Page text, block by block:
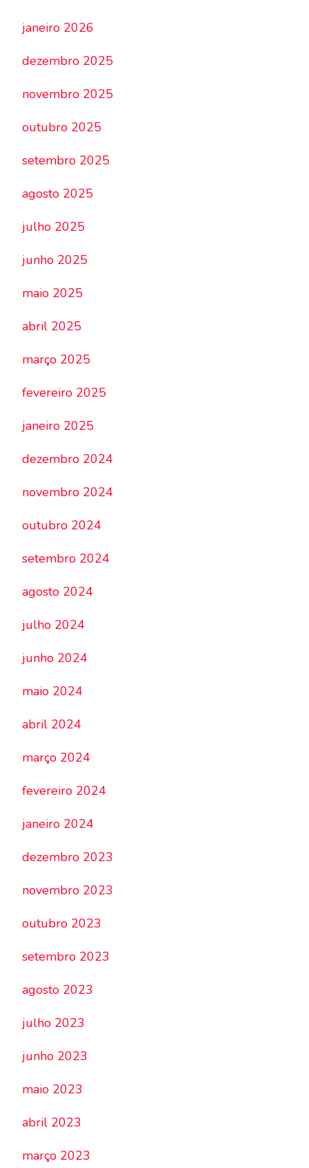
janeiro 2026
dezembro 2025
novembro 2025
outubro 2025
setembro 2025
agosto 2025
julho 2025
junho 2025
maio 2025
abril 2025
março 2025
fevereiro 2025
janeiro 2025
dezembro 2024
novembro 2024
outubro 2024
setembro 2024
agosto 2024
julho 2024
junho 2024
maio 2024
abril 2024
março 2024
fevereiro 2024
janeiro 2024
dezembro 2023
novembro 2023
outubro 2023
setembro 2023
agosto 2023
julho 2023
junho 2023
maio 2023
abril 2023
março 2023